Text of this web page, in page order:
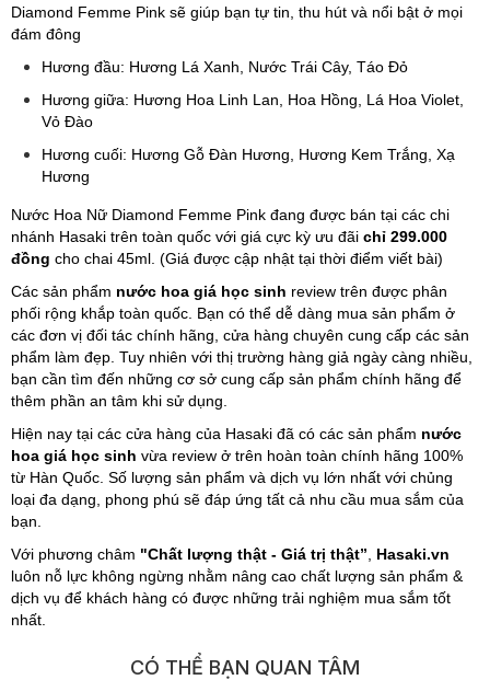
Diamond Femme Pink sẽ giúp bạn tự tin, thu hút và nổi bật ở mọi
đám đông
Hương đầu: Hương Lá Xanh, Nước Trái Cây, Táo Đỏ
Hương giữa: Hương Hoa Linh Lan, Hoa Hồng, Lá Hoa Violet,
Vỏ Đào
Hương cuối: Hương Gỗ Đàn Hương, Hương Kem Trắng, Xạ
Hương
Nước Hoa Nữ Diamond Femme Pink đang được bán tại các chi
nhánh Hasaki trên toàn quốc với giá cực kỳ ưu đãi chỉ 299.000
đồng cho chai 45ml. (Giá được cập nhật tại thời điểm viết bài)
Các sản phẩm nước hoa giá học sinh review trên được phân
phối rộng khắp toàn quốc. Bạn có thể dễ dàng mua sản phẩm ở
các đơn vị đối tác chính hãng, cửa hàng chuyên cung cấp các sản
phẩm làm đẹp. Tuy nhiên với thị trường hàng giả ngày càng nhiều,
bạn cần tìm đến những cơ sở cung cấp sản phẩm chính hãng để
thêm phần an tâm khi sử dụng.
Hiện nay tại các cửa hàng của Hasaki đã có các sản phẩm nước
hoa giá học sinh vừa review ở trên hoàn toàn chính hãng 100%
từ Hàn Quốc. Số lượng sản phẩm và dịch vụ lớn nhất với chủng
loại đa dạng, phong phú sẽ đáp ứng tất cả nhu cầu mua sắm của
bạn.
Với phương châm "Chất lượng thật - Giá trị thật”
Hasaki.vn
luôn nỗ lực không ngừng nhằm nâng cao chất lượng sản phẩm &
dịch vụ để khách hàng có được những trải nghiệm mua sắm tốt
nhất.
CÓ THỂ BẠN QUAN TÂM